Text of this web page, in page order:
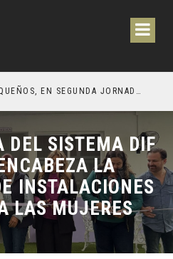
DEVUELVEN VISIÓN A TABASQUEÑOS, EN SEGUNDA JORNADA DE CIRUGÍA DE CATARATAS 2026
SISTEMA DIF
LA
INSTALACIONES
LAS MUJERES